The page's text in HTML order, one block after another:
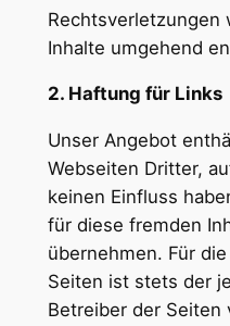
Rechtsverletzungen
Inhalte umgehend
2. Haftung für Links
Unser Angebot
Webseiten Dritter,
keinen Einfluss
für diese fremden
übernehmen. Für
Seiten ist stets der
Betreiber der Seiten